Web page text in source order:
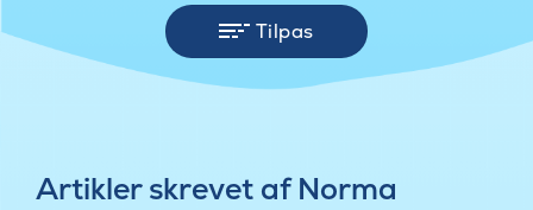
Tilpas
Artikler skrevet af Norma